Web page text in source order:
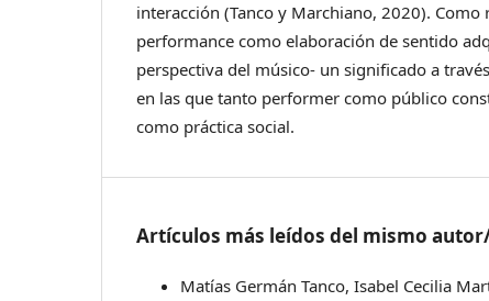
interacción (Tanco y Marchiano, 2020). Como
performance como elaboración de sentido
perspectiva del músico- un significado a
en las que tanto performer como público
como práctica social.
Artículos más leídos del mismo
Matías Germán Tanco, Isabel Cecilia